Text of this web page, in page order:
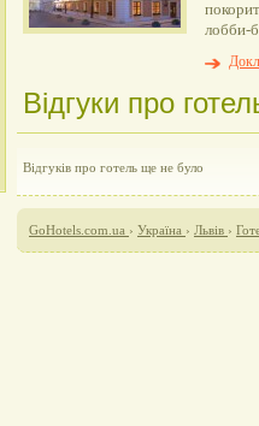
лобби-
Відгуки про
Відгуків про готель ще не було
GoHotels.com.ua › Україна › Львів ›